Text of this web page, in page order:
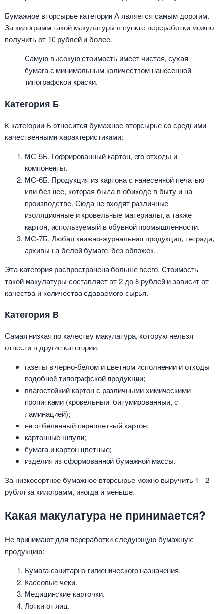
Бумажное вторсырье категории А является самым дорогим.
За килограмм такой макулатуры в пункте переработки можно
получить от 10 рублей и более.
Самую высокую стоимость имеет чистая, сухая
бумага с минимальным количеством нанесенной
типографской краски.
Категория Б
К категории Б относится бумажное вторсырье со средними
качественными характеристиками:
МС-5Б. Гофрированный картон, его отходы и
компоненты.
МС-6Б. Продукция из картона с нанесенной печатью
или без нее, которая была в обиходе в быту и на
производстве. Сюда не входят различные
изоляционные и кровельные материалы, а также
картон, используемый в обувной промышленности.
МС-7Б. Любая книжно-журнальная продукция, тетради,
архивы на белой бумаге, без обложек.
Эта категория распространена больше всего. Стоимость
такой макулатуры составляет от 2 до 8 рублей и зависит от
качества и количества сдаваемого сырья.
Категория В
Самая низкая по качеству макулатура, которую нельзя
отнести в другие категории:
газеты в черно-белом и цветном исполнении и отходы
подобной типографской продукции;
влагостойкий картон с различными химическими
пропитками (кровельный, битумированный, с
ламинацией);
не отбеленный переплетный картон;
картонные шпули;
бумага и картон цветные;
изделия из сформованной бумажной массы.
За низкосортное бумажное вторсырье можно выручить 1 - 2
рубля за килограмм, иногда и меньше.
Какая макулатура не принимается?
Не принимают для переработки следующую бумажную
продукцию:
Бумага санитарно-гигиенического назначения.
Кассовые чеки.
Медицинские карточки.
Лотки от яиц.